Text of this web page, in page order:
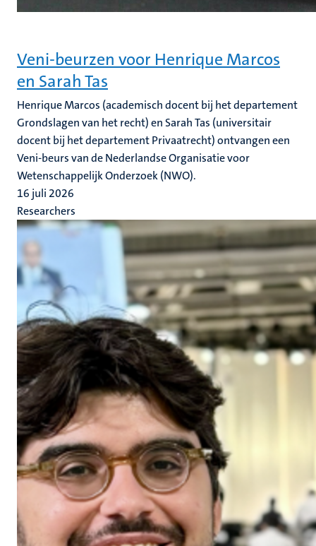
Veni-beurzen voor Henrique Marcos
en Sarah Tas
Henrique Marcos (academisch docent bij het departement
Grondslagen van het recht) en Sarah Tas (universitair
docent bij het departement Privaatrecht) ontvangen een
Veni-beurs van de Nederlandse Organisatie voor
Wetenschappelijk Onderzoek (NWO).
16 juli 2026
Researchers